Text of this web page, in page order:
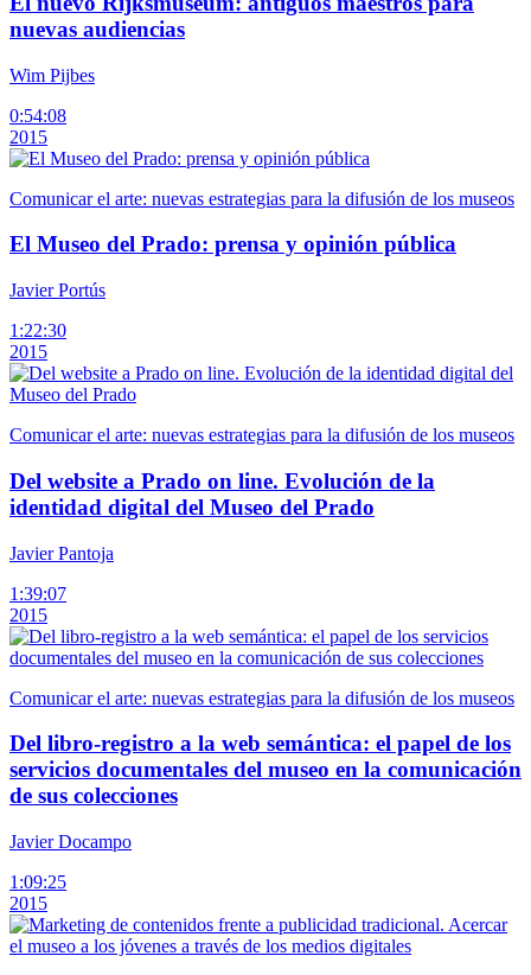
nuevas audiencias
Wim Pijbes
0:54:08
2015
Comunicar el arte: nuevas estrategias para la difusión de los museos
El Museo del Prado: prensa y opinión pública
Javier Portús
1:22:30
2015
Comunicar el arte: nuevas estrategias para la difusión de los museos
Del website a Prado on line. Evolución de la
identidad digital del Museo del Prado
Javier Pantoja
1:39:07
2015
Comunicar el arte: nuevas estrategias para la difusión de los museos
Del libro-registro a la web semántica: el papel de los
servicios documentales del museo en la comunicación
de sus colecciones
Javier Docampo
1:09:25
2015